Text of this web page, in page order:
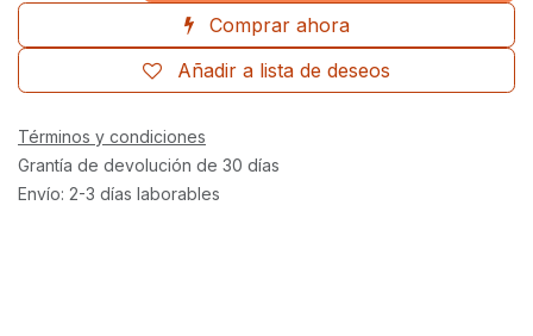
Comprar ahora
Añadir a lista de deseos
Términos y condiciones
Grantía de devolución de 30 días
Envío: 2-3 días laborables